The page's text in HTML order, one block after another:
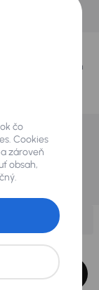
Každý deň
čo
Cookies
zároveň
obsah,